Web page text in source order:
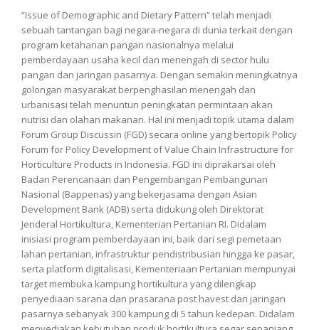
“Issue of Demographic and Dietary Pattern” telah menjadi
sebuah tantangan bagi negara-negara di dunia terkait dengan
program ketahanan pangan nasionalnya melalui
pemberdayaan usaha kecil dan menengah di sector hulu
pangan dan jaringan pasarnya. Dengan semakin meningkatnya
golongan masyarakat berpenghasilan menengah dan
urbanisasi telah menuntun peningkatan permintaan akan
nutrisi dan olahan makanan. Hal ini menjadi topik utama dalam
Forum Group Discussin (FGD) secara online yang bertopik Policy
Forum for Policy Development of Value Chain Infrastructure for
Horticulture Products in Indonesia. FGD ini diprakarsai oleh
Badan Perencanaan dan Pengembangan Pembangunan
Nasional (Bappenas) yang bekerjasama dengan Asian
Development Bank (ADB) serta didukung oleh Direktorat
Jenderal Hortikultura, Kementerian Pertanian RI. Didalam
inisiasi program pemberdayaan ini, baik dari segi pemetaan
lahan pertanian, infrastruktur pendistribusian hingga ke pasar,
serta platform digitalisasi, Kementeriaan Pertanian mempunyai
target membuka kampung hortikultura yang dilengkap
penyediaan sarana dan prasarana post havest dan jaringan
pasarnya sebanyak 300 kampung di 5 tahun kedepan. Didalam